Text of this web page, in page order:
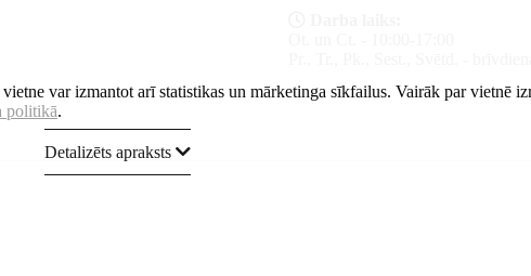
var izmantot arī statistikas un mārketinga sīkfailus. Vairāk par vietnē
politikā.
Detalizēts apraksts